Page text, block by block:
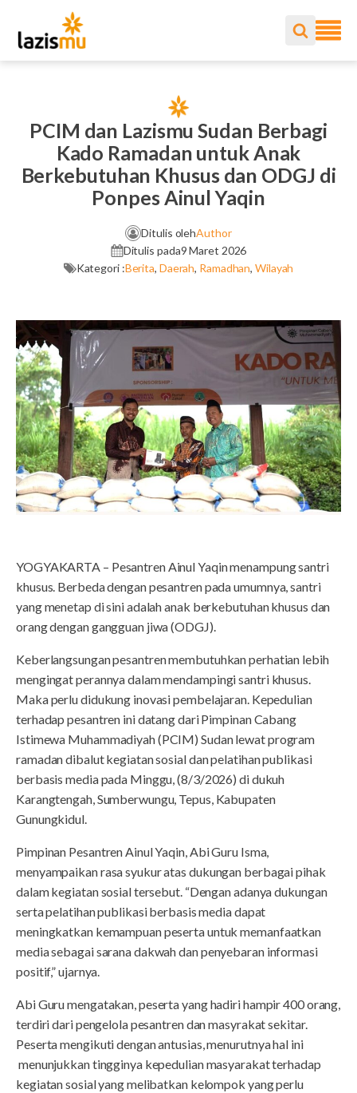
PCIM dan Lazismu Sudan Berbagi
Kado Ramadan untuk Anak
Berkebutuhan Khusus dan ODGJ di
Ponpes Ainul Yaqin
Ditulis olehAuthor
Ditulis pada9 Maret 2026
Kategori :Berita, Daerah, Ramadhan,Wilayah
YOGYAKARTA – Pesantren Ainul Yaqin menampung santri
khusus. Berbeda dengan pesantren pada umumnya, santri
yang menetap di sini adalah anak berkebutuhan khusus dan
orang dengan gangguan jiwa (ODGJ).
Keberlangsungan pesantren membutuhkan perhatian lebih
mengingat perannya dalam mendampingi santri khusus.
Maka perlu didukung inovasi pembelajaran. Kepedulian
terhadap pesantren ini datang dari Pimpinan Cabang
Istimewa Muhammadiyah (PCIM) Sudan lewat program
ramadan dibalut kegiatan sosial dan pelatihan publikasi
berbasis media pada Minggu, (8/3/2026) di dukuh
Karangtengah, Sumberwungu, Tepus, Kabupaten
Gunungkidul.
Pimpinan Pesantren Ainul Yaqin, Abi Guru Isma,
menyampaikan rasa syukur atas dukungan berbagai pihak
dalam kegiatan sosial tersebut. “Dengan adanya dukungan
serta pelatihan publikasi berbasis media dapat
meningkatkan kemampuan peserta untuk memanfaatkan
media sebagai sarana dakwah dan penyebaran informasi
positif,” ujarnya.
Abi Guru mengatakan, peserta yang hadiri hampir 400 orang,
terdiri dari pengelola pesantren dan masyrakat sekitar.
Peserta mengikuti dengan antusias, menurutnya hal ini
menunjukkan tingginya kepedulian masyarakat terhadap
kegiatan sosial yang melibatkan kelompok yang perlu